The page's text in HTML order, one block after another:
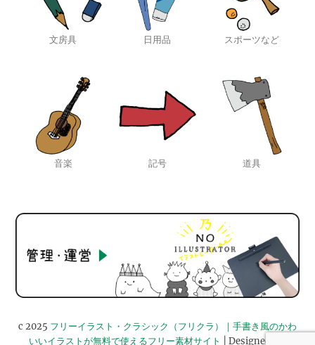
文房具 日用品 スポーツなど
音楽 記号 道具
c 2025 フリーイラスト・クラシック（フリクラ）｜手書き風のかわ
いいイラストが無料で使えるフリー素材サイト
| Designed by: